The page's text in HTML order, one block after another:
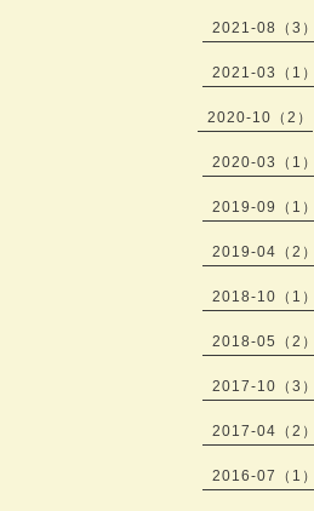
2021-08（3）
2021-03（1）
2020-10（2）
2020-03（1）
2019-09（1）
2019-04（2）
2018-10（1）
2018-05（2）
2017-10（3）
2017-04（2）
2016-07（1）